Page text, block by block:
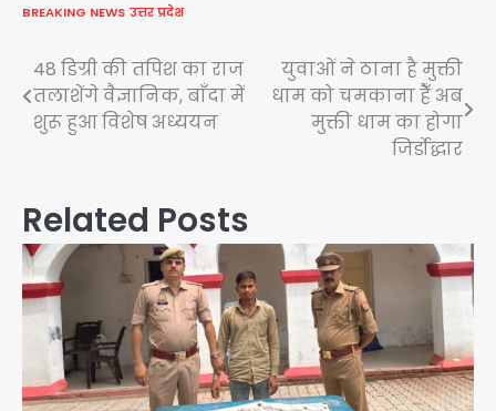
BREAKING NEWS उत्तर प्रदेश
Post
navigation
48 डिग्री की तपिश का राज
तलाशेंगे वैज्ञानिक, बाँदा में
शुरू हुआ विशेष अध्ययन
युवाओं ने ठाना है मुक्ती
धाम को चमकाना हैँ अब
मुक्ती धाम का होगा
जिर्डोद्धार
Related Posts